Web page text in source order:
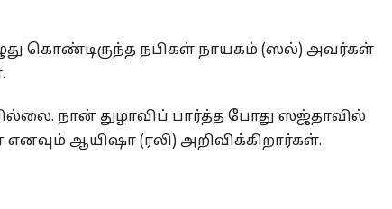
கொண்டிருந்த நபிகள் நாயகம் (ஸல்) அவர்கள்
நான் துழாவிப் பார்த்த போது ஸஜ்தாவில்
ஆயிஷா (ரலி) அறிவிக்கிறார்கள்.